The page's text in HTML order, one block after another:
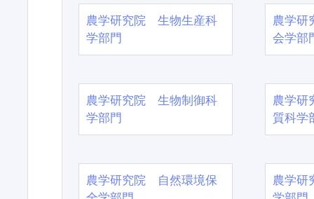
農学研究院 生物生産科
学部門
農学
会学部
農学研究院 生物制御科
学部門
農学
質科学
農学研究院 自然環境保
農学